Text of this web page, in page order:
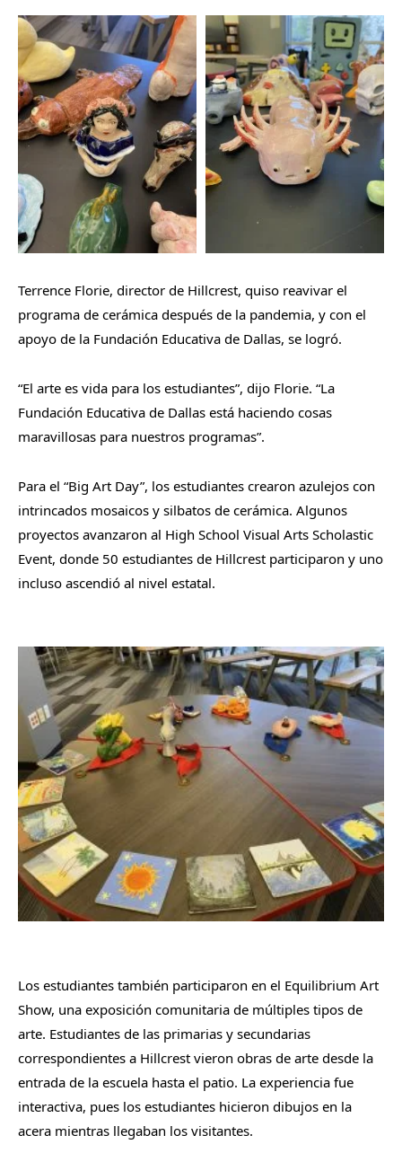
Terrence Florie, director de Hillcrest, quiso reavivar el
programa de cerámica después de la pandemia, y con el
apoyo de la Fundación Educativa de Dallas, se logró.
“El arte es vida para los estudiantes”, dijo Florie. “La
Fundación Educativa de Dallas está haciendo cosas
maravillosas para nuestros programas”.
Para el “Big Art Day”, los estudiantes crearon azulejos con
intrincados mosaicos y silbatos de cerámica. Algunos
proyectos avanzaron al High School Visual Arts Scholastic
Event, donde 50 estudiantes de Hillcrest participaron y uno
incluso ascendió al nivel estatal.
Los estudiantes también participaron en el Equilibrium Art
Show, una exposición comunitaria de múltiples tipos de
arte. Estudiantes de las primarias y secundarias
correspondientes a Hillcrest vieron obras de arte desde la
entrada de la escuela hasta el patio. La experiencia fue
interactiva, pues los estudiantes hicieron dibujos en la
acera mientras llegaban los visitantes.